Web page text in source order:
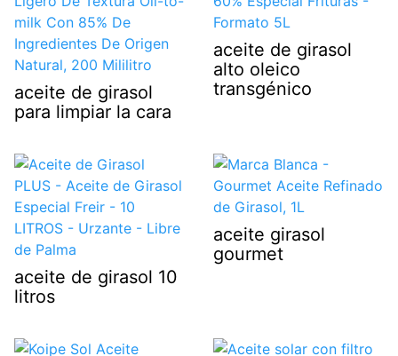
aceite de girasol
para limpiar la cara
aceite de girasol
alto oleico
transgénico
aceite de girasol 10
litros
aceite girasol
gourmet